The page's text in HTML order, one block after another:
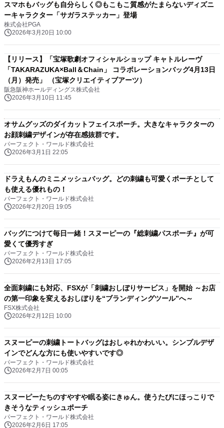
スマホもバッグも自分らしく◎もこもこ質感がたまらないディズニ
ーキャラクター「サガラステッカー」登場
株式会社PGA
2026年3月20日 10:00
【リリース】「宝塚歌劇オフィシャルショップ キャトルレーヴ
「TAKARAZUKA×Ball＆Chain」 コラボレーションバッグ4月13日
（月）発売」 （宝塚クリエイティブアーツ）
阪急阪神ホールディングス株式会社
2026年3月10日 11:45
オサムグッズのダイカットフェイスポーチ。大きなキャラクターの
お顔刺繍デザインが存在感抜群です。
パーフェクト・ワールド株式会社
2026年3月1日 22:05
ドラえもんのミニメッシュバッグ。どの刺繍も可愛くポーチとして
も使える優れもの！
パーフェクト・ワールド株式会社
2026年2月20日 19:05
バッグにつけて毎日一緒！スヌーピーの『総刺繍パスポーチ』が可
愛くて優秀すぎ
パーフェクト・ワールド株式会社
2026年2月13日 17:05
全面刺繍にも対応、FSXが「刺繍おしぼりサービス」を開始 ～お店
の第一印象を変えるおしぼりを“ブランディングツール”へ～
FSX株式会社
2026年2月12日 10:00
スヌーピーの刺繍トートバッグはおしゃれかわいい。シンプルデザ
インでどんな方にも使いやすいです◎
パーフェクト・ワールド株式会社
2026年2月7日 00:05
スヌーピーたちのすやすや眠る姿にきゅん。使うたびにほっこりで
きそうなティッシュポーチ
パーフェクト・ワールド株式会社
2026年2月6日 17:05